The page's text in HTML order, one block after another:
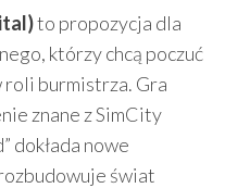
to propozycja dla
którzy chcą poczuć
roli burmistrza. Gra
znane z SimCity
dokłada nowe
świat